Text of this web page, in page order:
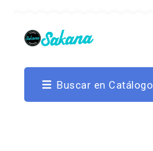
Buscar en Catálogo